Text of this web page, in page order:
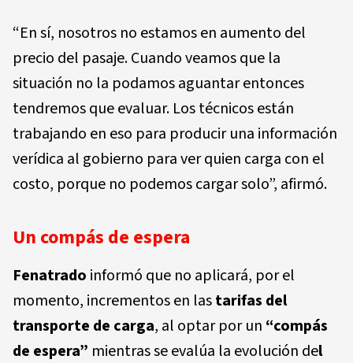
“En sí, nosotros no estamos en aumento del
precio del pasaje. Cuando veamos que la
situación no la podamos aguantar entonces
tendremos que evaluar. Los técnicos están
trabajando en eso para producir una información
verídica al gobierno para ver quien carga con el
costo, porque no podemos cargar solo”, afirmó.
Un compás de espera
Fenatrado informó que no aplicará, por el
momento, incrementos en lastarifas del
transporte de carga, al optar por un “compás
de espera” mientras se evalúa la evolución del